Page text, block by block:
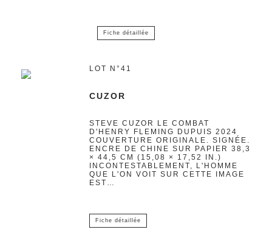
Fiche détaillée
LOT N°41
CUZOR
STEVE CUZOR LE COMBAT
D'HENRY FLEMING DUPUIS 2024
COUVERTURE ORIGINALE. SIGNÉE.
ENCRE DE CHINE SUR PAPIER 38,3
× 44,5 CM (15,08 × 17,52 IN.)
INCONTESTABLEMENT, L'HOMME
QUE L'ON VOIT SUR CETTE IMAGE
EST…
Fiche détaillée